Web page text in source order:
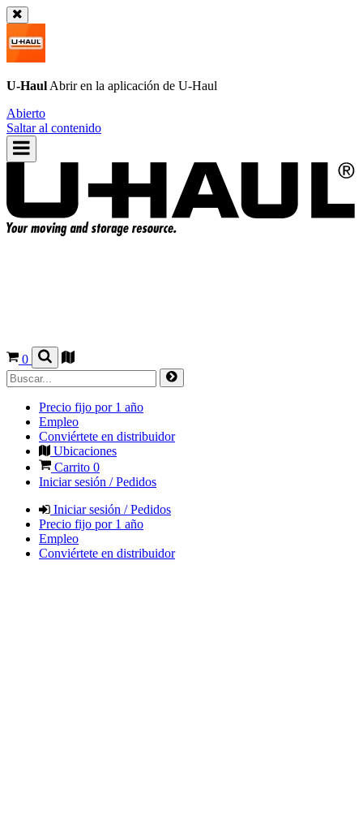
U-Haul Abrir en la aplicación de U-Haul
Abierto
Saltar al contenido
0
Precio fijo por 1 año
Empleo
Conviértete en distribuidor
Ubicaciones
Carrito 0
Iniciar sesión / Pedidos
Iniciar sesión / Pedidos
Precio fijo por 1 año
Empleo
Conviértete en distribuidor